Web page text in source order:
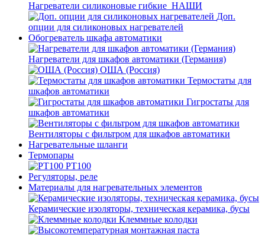
Нагреватели силиконовые гибкие_НАШИ
Доп.
опции для силиконовых нагревателей
Обогреватель шкафа автоматики
Нагреватели для шкафов автоматики (Германия)
ОША (Россия)
Термостаты для
шкафов автоматики
Гигростаты для
шкафов автоматики
Вентиляторы с фильтром для шкафов автоматики
Нагревательные шланги
Термопары
PT100
Регуляторы, реле
Материалы для нагревательных элементов
Керамические изоляторы, техническая керамика, бусы
Клеммные колодки